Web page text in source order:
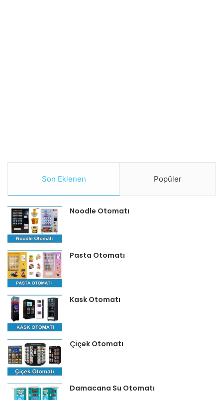
Son Eklenen Popüler
Noodle Otomatı
Pasta Otomatı
Kask Otomatı
Çiçek Otomatı
Damacana Su Otomatı